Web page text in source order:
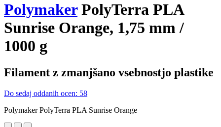
PolymakerPolyTerra PLA
Sunrise Orange, 1,75 mm /
1000 g
Filament z zmanjšano vsebnostjo plastike
Do sedaj oddanih ocen: 58
Polymaker PolyTerra PLA Sunrise Orange